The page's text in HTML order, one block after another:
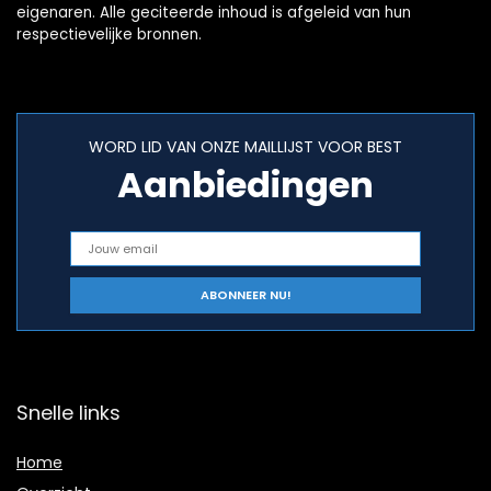
eigenaren. Alle geciteerde inhoud is afgeleid van hun
respectievelijke bronnen.
WORD LID VAN ONZE MAILLIJST VOOR BEST
Aanbiedingen
Snelle links
Home